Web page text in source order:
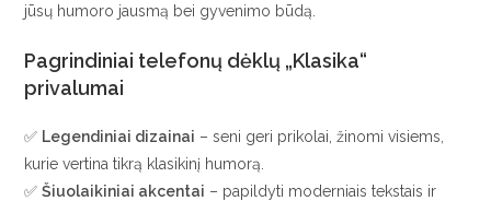
jūsų humoro jausmą bei gyvenimo būdą.
Pagrindiniai telefonų dėklų „Klasika“
privalumai
✅ Legendiniai dizainai – seni geri prikolai, žinomi visiems,
kurie vertina tikrą klasikinį humorą.
✅Šiuolaikiniai akcentai – papildyti moderniais tekstais ir